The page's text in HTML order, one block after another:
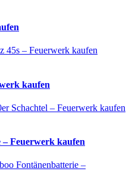
45s – Feuerwerk kaufen
kaufen
Schachtel – Feuerwerk kaufen
Feuerwerk kaufen
Fontänenbatterie –